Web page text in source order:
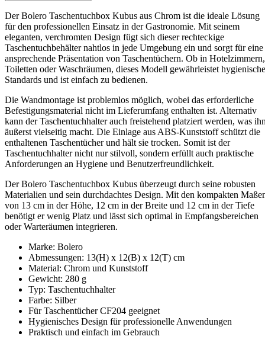
Der Bolero Taschentuchbox Kubus aus Chrom ist die ideale Lösung
für den professionellen Einsatz in der Gastronomie. Mit seinem
eleganten, verchromten Design fügt sich dieser rechteckige
Taschentuchbehälter nahtlos in jede Umgebung ein und sorgt für eine
ansprechende Präsentation von Taschentüchern. Ob in Hotelzimmern,
Toiletten oder Waschräumen, dieses Modell gewährleistet hygienische
Standards und ist einfach zu bedienen.
Die Wandmontage ist problemlos möglich, wobei das erforderliche
Befestigungsmaterial nicht im Lieferumfang enthalten ist. Alternativ
kann der Taschentuchhalter auch freistehend platziert werden, was
äußerst vielseitig macht. Die Einlage aus ABS-Kunststoff schützt die
enthaltenen Taschentücher und hält sie trocken. Somit ist der
Taschentuchhalter nicht nur stilvoll, sondern erfüllt auch praktische
Anforderungen an Hygiene und Benutzerfreundlichkeit.
Der Bolero Taschentuchbox Kubus überzeugt durch seine robusten
Materialien und sein durchdachtes Design. Mit den kompakten
von 13 cm in der Höhe, 12 cm in der Breite und 12 cm in der Tiefe
benötigt er wenig Platz und lässt sich optimal in Empfangsbereichen
oder Warteräumen integrieren.
Marke: Bolero
Abmessungen: 13(H) x 12(B) x 12(T) cm
Material: Chrom und Kunststoff
Gewicht: 280 g
Typ: Taschentuchhalter
Farbe: Silber
Für Taschentücher CF204 geeignet
Hygienisches Design für professionelle Anwendungen
Praktisch und einfach im Gebrauch